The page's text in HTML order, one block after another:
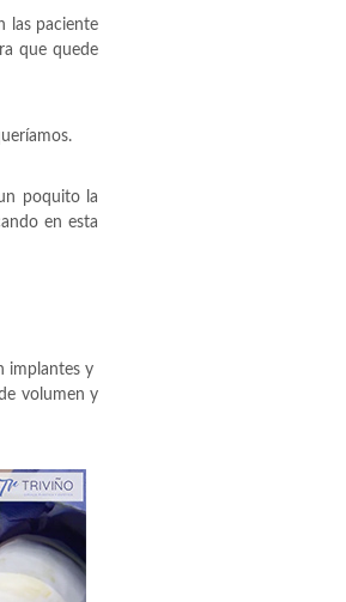
las paciente
que quede
poquito la
en esta
implantes y
volumen y